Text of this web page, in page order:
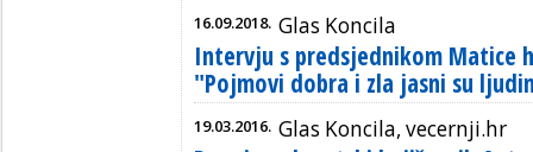
16.09.2018. Glas Koncila
Intervju s predsjednikom Matice
"Pojmovi dobra i zla jasni su
19.03.2016. Glas Koncila, vecernji.hr